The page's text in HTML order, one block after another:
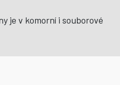
je v komorní i souborové